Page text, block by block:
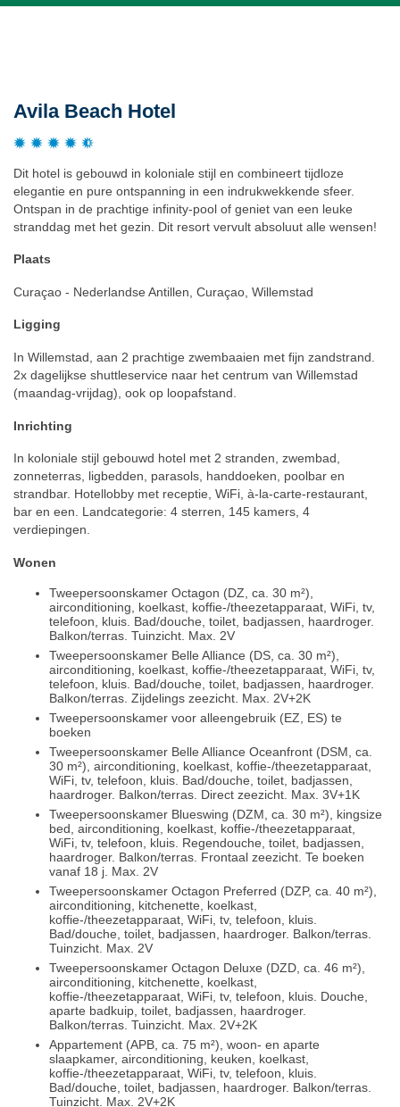
Avila Beach Hotel
Dit hotel is gebouwd in koloniale stijl en combineert tijdloze
elegantie en pure ontspanning in een indrukwekkende sfeer.
Ontspan in de prachtige infinity-pool of geniet van een leuke
stranddag met het gezin. Dit resort vervult absoluut alle wensen!
Plaats
Curaçao - Nederlandse Antillen, Curaçao, Willemstad
Ligging
In Willemstad, aan 2 prachtige zwembaaien met fijn zandstrand.
2x dagelijkse shuttleservice naar het centrum van Willemstad
(maandag-vrijdag), ook op loopafstand.
Inrichting
In koloniale stijl gebouwd hotel met 2 stranden, zwembad,
zonneterras, ligbedden, parasols, handdoeken, poolbar en
strandbar. Hotellobby met receptie, WiFi, à-la-carte-restaurant,
bar en een. Landcategorie: 4 sterren, 145 kamers, 4
verdiepingen.
Wonen
Tweepersoonskamer Octagon (DZ, ca. 30 m²),
airconditioning, koelkast, koffie-/theezetapparaat, WiFi, tv,
telefoon, kluis. Bad/douche, toilet, badjassen, haardroger.
Balkon/terras. Tuinzicht. Max. 2V
Tweepersoonskamer Belle Alliance (DS, ca. 30 m²),
airconditioning, koelkast, koffie-/theezetapparaat, WiFi, tv,
telefoon, kluis. Bad/douche, toilet, badjassen, haardroger.
Balkon/terras. Zijdelings zeezicht. Max. 2V+2K
Tweepersoonskamer voor alleengebruik (EZ, ES) te
boeken
Tweepersoonskamer Belle Alliance Oceanfront (DSM, ca.
30 m²), airconditioning, koelkast, koffie-/theezetapparaat,
WiFi, tv, telefoon, kluis. Bad/douche, toilet, badjassen,
haardroger. Balkon/terras. Direct zeezicht. Max. 3V+1K
Tweepersoonskamer Blueswing (DZM, ca. 30 m²), kingsize
bed, airconditioning, koelkast, koffie-/theezetapparaat,
WiFi, tv, telefoon, kluis. Regendouche, toilet, badjassen,
haardroger. Balkon/terras. Frontaal zeezicht. Te boeken
vanaf 18 j. Max. 2V
Tweepersoonskamer Octagon Preferred (DZP, ca. 40 m²),
airconditioning, kitchenette, koelkast,
koffie-/theezetapparaat, WiFi, tv, telefoon, kluis.
Bad/douche, toilet, badjassen, haardroger. Balkon/terras.
Tuinzicht. Max. 2V
Tweepersoonskamer Octagon Deluxe (DZD, ca. 46 m²),
airconditioning, kitchenette, koelkast,
koffie-/theezetapparaat, WiFi, tv, telefoon, kluis. Douche,
aparte badkuip, toilet, badjassen, haardroger.
Balkon/terras. Tuinzicht. Max. 2V+2K
Appartement (APB, ca. 75 m²), woon- en aparte
slaapkamer, airconditioning, keuken, koelkast,
koffie-/theezetapparaat, WiFi, tv, telefoon, kluis.
Bad/douche, toilet, badjassen, haardroger. Balkon/terras.
Tuinzicht. Max. 2V+2K